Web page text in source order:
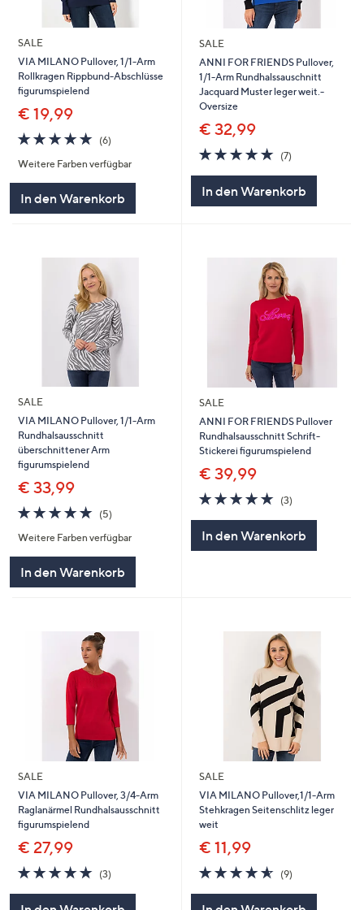
SALE
VIA MILANO Pullover, 1/1-Arm
Rollkragen Rippbund-Abschlüsse
figurumspielend
€ 19,99
5.0
von
5
(6)6
Weitere Farben verfügbar
In den Warenkorb
SALE
ANNI FOR FRIENDS Pullover,
1/1-Arm Rundhalssauschnitt
Jacquard Muster leger weit.-
Oversize
€ 32,99
4.9
von
(7)7
In den Warenkorb
SALE
VIA MILANO Pullover, 1/1-Arm
Rundhalsausschnitt
überschnittener Arm
figurumspielend
€ 33,99
4.8
von
5
(5)5
Weitere Farben verfügbar
In den Warenkorb
SALE
ANNI FOR FRIENDS Pullover
Rundhalsausschnitt Schrift-
Stickerei figurumspielend
€ 39,99
4.7
von
(3)3
In den Warenkorb
SALE
VIA MILANO Pullover, 3/4-Arm
Raglanärmel Rundhalsausschnitt
figurumspielend
€ 27,99
4.7
von
5
(3)
SALE
VIA MILANO Pullover,1/1-Arm
Stehkragen Seitenschlitz leger
weit
€ 11,99
4.6
von
(9)9